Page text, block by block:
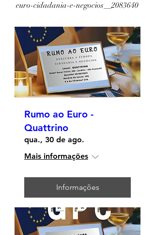
euro-cidadania-e-negocios__2083640
Rumo ao Euro -
Quattrino
qua., 30 de ago.
Mais informações
Informações